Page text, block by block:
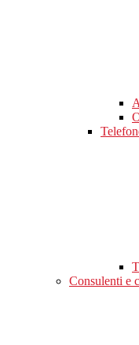
Consulenti e